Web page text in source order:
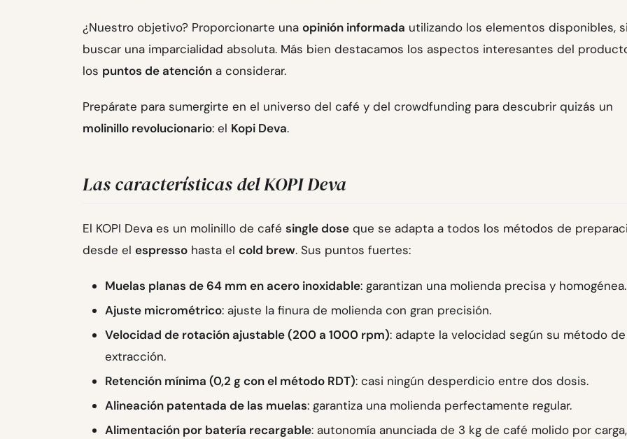
¿Nuestro objetivo? Proporcionarte una opinión informada utilizando los elementos disponibles,
buscar una imparcialidad absoluta. Más bien destacamos los aspectos interesantes del
los puntos de atención a considerar.
Prepárate para sumergirte en el universo del café y del crowdfunding para descubrir quizás un
molinillo revolucionario: el Kopi Deva.
Las características del KOPI Deva
El KOPI Deva es un molinillo de café single dose que se adapta a todos los métodos de
desde el espresso hasta el cold brew. Sus puntos fuertes:
Muelas planas de 64 mm en acero inoxidable: garantizan una molienda precisa y homogénea.
Ajuste micrométrico: ajuste la finura de molienda con gran precisión.
Velocidad de rotación ajustable (200 a 1000 rpm): adapte la velocidad según su método de
extracción.
Retención mínima (0,2 g con el método RDT): casi ningún desperdicio entre dos dosis.
Alineación patentada de las muelas: garantiza una molienda perfectamente regular.
Alimentación por batería recargable: autonomía anunciada de 3 kg de café molido por